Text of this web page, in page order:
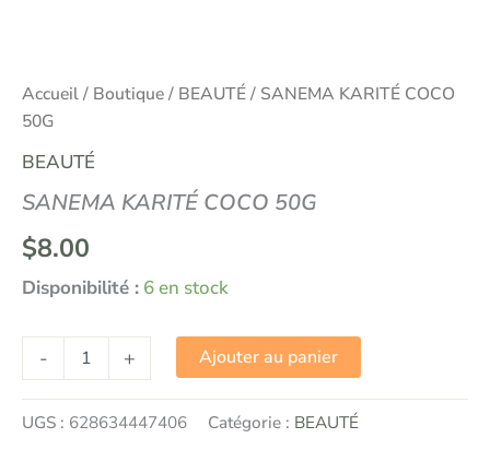
Accueil/ Boutique/ BEAUTÉ/ SANEMA KARITÉ COCO
50G
BEAUTÉ
SANEMA KARITÉ COCO 50G
$8.00
Disponibilité : 6 en stock
- + Ajouter au panier
UGS : 628634447406 Catégorie : BEAUTÉ